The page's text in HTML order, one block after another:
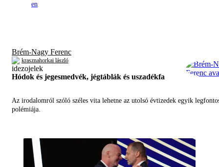
en
Brém-Nagy Ferenc
krasznahorkai lászló
Hódok és jegesmedvék, jégtáblák és uszadékfa
Az irodalomról szóló széles vita lehetne az utolsó évtizedek egyik
polémiája.